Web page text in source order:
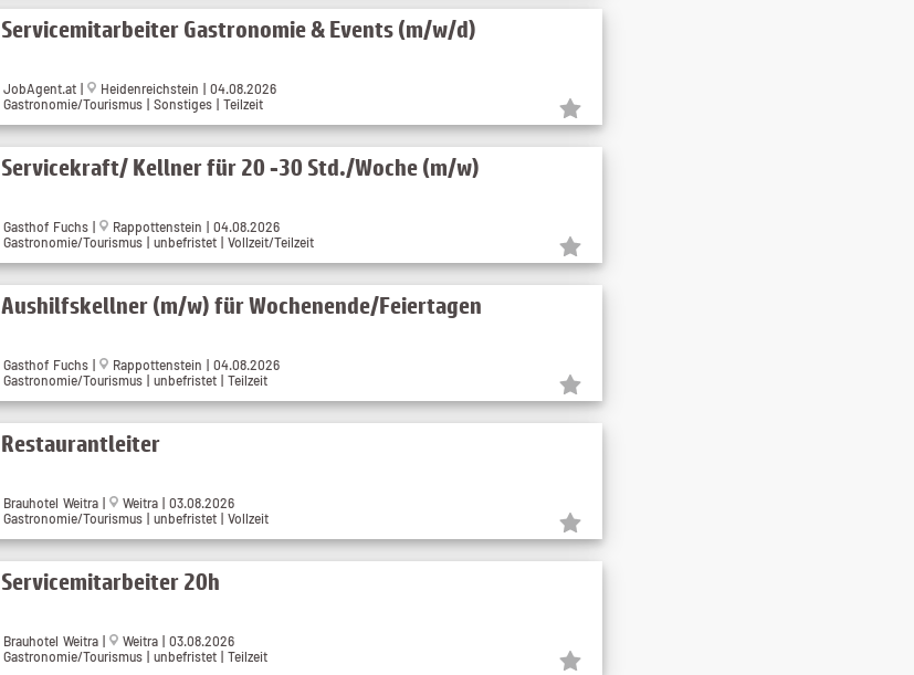
Servicemitarbeiter Gastronomie & Events (m/w/d)
JobAgent.at |
Heidenreichstein | 04.08.2026
Gastronomie/Tourismus | Sonstiges | Teilzeit
Servicekraft/ Kellner für 20 -30 Std./Woche (m/w)
Gasthof Fuchs |
Rappottenstein | 04.08.2026
Gastronomie/Tourismus | unbefristet | Vollzeit/Teilzeit
Aushilfskellner (m/w) für Wochenende/Feiertagen
Gasthof Fuchs |
Rappottenstein | 04.08.2026
Gastronomie/Tourismus | unbefristet | Teilzeit
Restaurantleiter
Brauhotel Weitra |
Weitra | 03.08.2026
Gastronomie/Tourismus | unbefristet | Vollzeit
Servicemitarbeiter 20h
Brauhotel Weitra |
Weitra | 03.08.2026
Gastronomie/Tourismus | unbefristet | Teilzeit